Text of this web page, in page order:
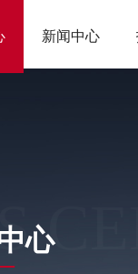
新闻中心
心